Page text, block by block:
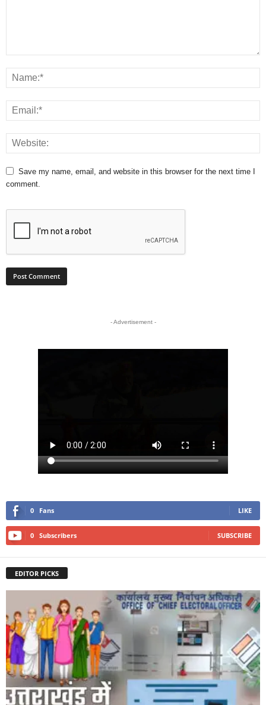
Save my name, email, and website in this browser for the next time I
comment.
- Advertisement -
0 Fans LIKE
0 Subscribers SUBSCRIBE
EDITOR PICKS